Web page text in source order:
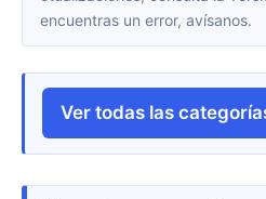
encuentras un error, avísanos.
Ver todas las